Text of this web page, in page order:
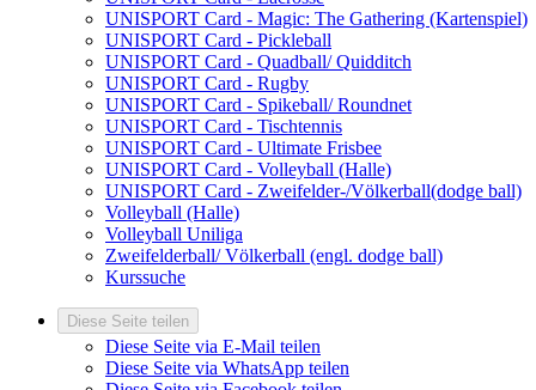
UNISPORT Card - Magic: The Gathering (Kartenspiel)
UNISPORT Card - Pickleball
UNISPORT Card - Quadball/ Quidditch
UNISPORT Card - Rugby
UNISPORT Card - Spikeball/ Roundnet
UNISPORT Card - Tischtennis
UNISPORT Card - Ultimate Frisbee
UNISPORT Card - Volleyball (Halle)
UNISPORT Card - Zweifelder-/Völkerball(dodge ball)
Volleyball (Halle)
Volleyball Uniliga
Zweifelderball/ Völkerball (engl. dodge ball)
Kurssuche
Diese Seite teilen
Diese Seite via E-Mail teilen
Diese Seite via WhatsApp teilen